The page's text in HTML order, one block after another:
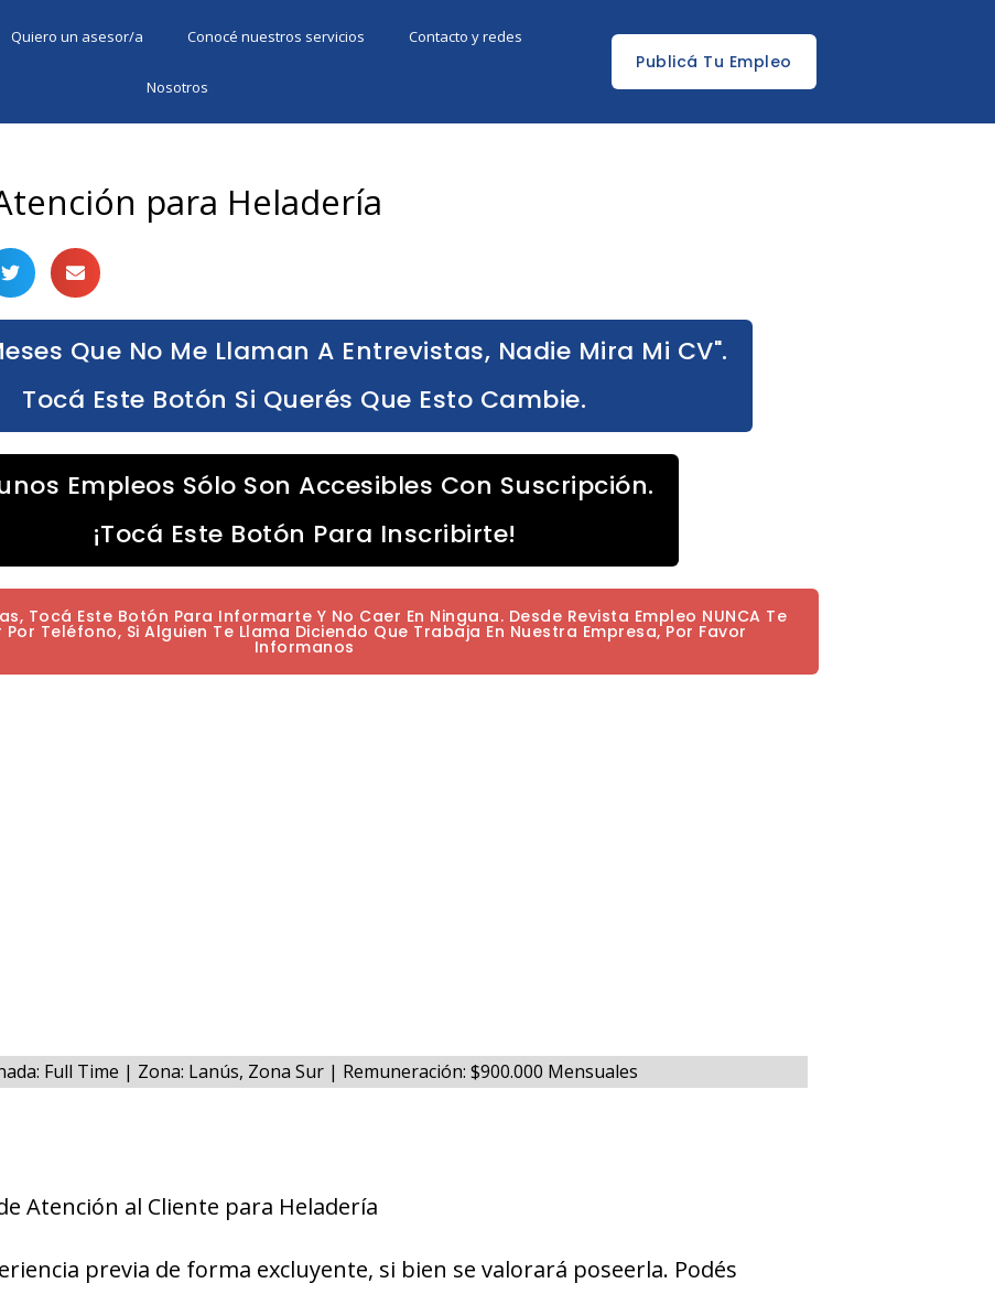
Quiero un asesor/a Conocé nuestros servicios Contacto y redes
Nosotros
Publicá Tu Empleo
para Heladería
Que No Me Llaman A Entrevistas, Nadie Mira Mi CV".
Tocá Este Botón Si Querés Que Esto Cambie.
Empleos Sólo Son Accesibles Con Suscripción.
¡Tocá Este Botón Para Inscribirte!
Tocá Este Botón Para Informarte Y No Caer En Ninguna. Desde Revista Empleo NUNCA Te
Teléfono, Si Alguien Te Llama Diciendo Que Trabaja En Nuestra Empresa, Por Favor
Informanos
Full Time | Zona: Lanús, Zona Sur | Remuneración: $900.000 Mensuales
Atención al Cliente para Heladería
previa de forma excluyente, si bien se valorará poseerla. Podés